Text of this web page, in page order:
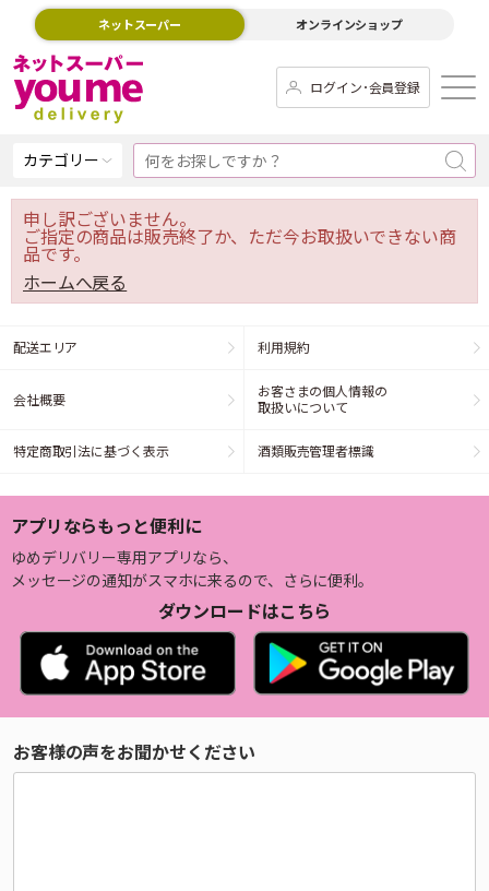
ネットスーパー オンラインショップ
ログイン･会員登録
カテゴリー
申し訳ございません。
ご指定の商品は販売終了か、ただ今お取扱いできない商
品です。
ホームへ戻る
配送エリア 利用規約
会社概要
お客さまの個人情報の
取扱いについて
特定商取引法に基づく表示 酒類販売管理者標識
アプリならもっと便利に
ゆめデリバリー専用アプリなら、
メッセージの通知がスマホに来るので、さらに便利。
ダウンロードはこちら
お客様の声をお聞かせください